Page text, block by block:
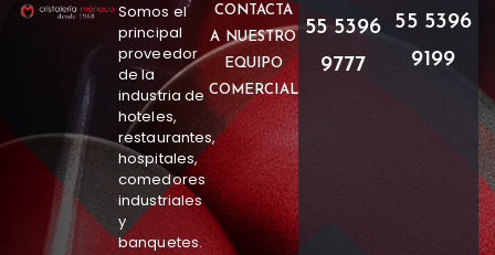
Somos el
principal
proveedor
de la
industria de
hoteles,
restaurantes,
hospitales,
comedores
industriales
y
banquetes.
CONTACTA
A NUESTRO
EQUIPO
COMERCIAL
55 5396
9777
55 5396
9199